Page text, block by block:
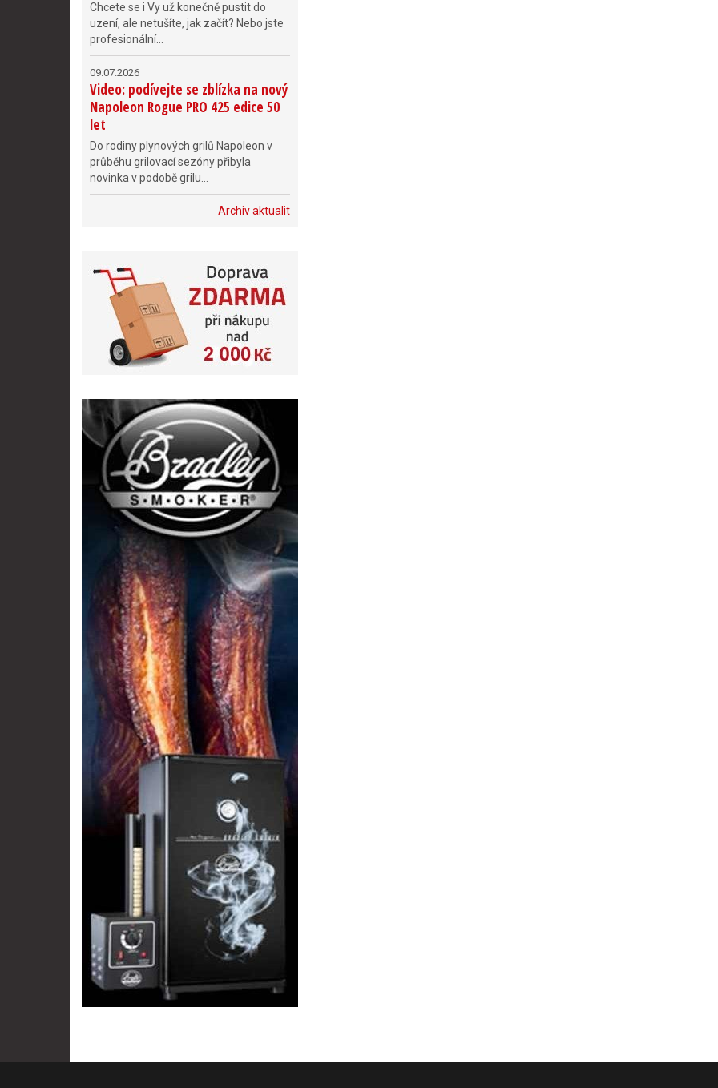
Chcete se i Vy už konečně pustit do
uzení, ale netušíte, jak začít? Nebo jste
profesionální...
09.07.2026
Video: podívejte se zblízka na nový
Napoleon Rogue PRO 425 edice 50
let
Do rodiny plynových grilů Napoleon v
průběhu grilovací sezóny přibyla
novinka v podobě grilu...
Archiv aktualit